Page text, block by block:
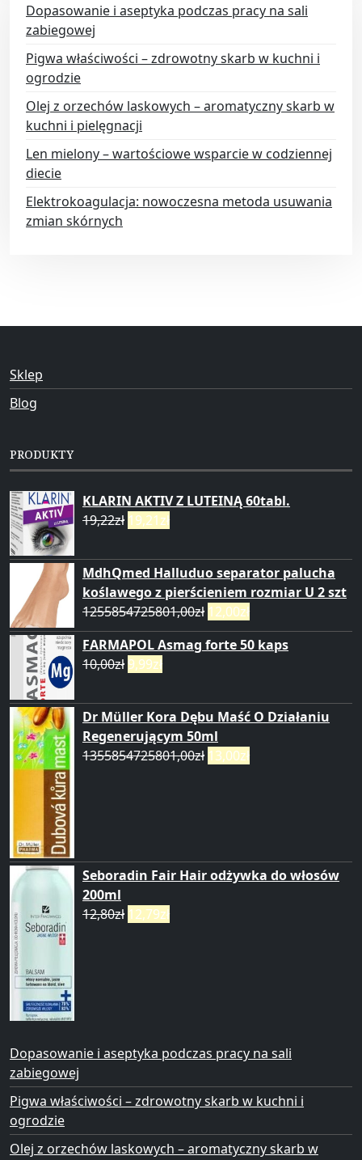
Dopasowanie i aseptyka podczas pracy na sali
zabiegowej
Pigwa właściwości – zdrowotny skarb w kuchni i
ogrodzie
Olej z orzechów laskowych – aromatyczny skarb w
kuchni i pielęgnacji
Len mielony – wartościowe wsparcie w codziennej
diecie
Elektrokoagulacja: nowoczesna metoda usuwania
zmian skórnych
Sklep
Blog
PRODUKTY
KLARIN AKTIV Z LUTEINĄ 60tabl.
19,22zł 19,21zł
MdhQmed Halluduo separator palucha
koślawego z pierścieniem rozmiar U 2 szt
1255854725801,00zł 12,00zł
FARMAPOL Asmag forte 50 kaps
10,00zł 9,99zł
Dr Müller Kora Dębu Maść O Działaniu
Regenerującym 50ml
1355854725801,00zł 13,00zł
Seboradin Fair Hair odżywka do włosów
200ml
12,80zł 12,79zł
Dopasowanie i aseptyka podczas pracy na sali
zabiegowej
Pigwa właściwości – zdrowotny skarb w kuchni i
ogrodzie
Olej z orzechów laskowych – aromatyczny skarb w